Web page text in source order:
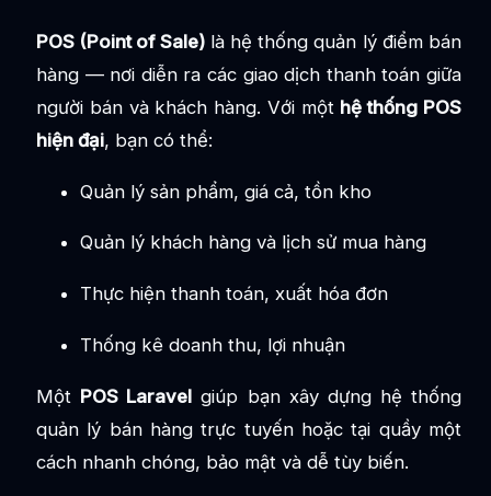
POS (Point of Sale)là hệ thống quản lý điểm bán
hàng — nơi diễn ra các giao dịch thanh toán giữa
người bán và khách hàng. Với một hệ thống POS
hiện đại, bạn có thể:
Quản lý sản phẩm, giá cả, tồn kho
Quản lý khách hàng và lịch sử mua hàng
Thực hiện thanh toán, xuất hóa đơn
Thống kê doanh thu, lợi nhuận
Một POS Laravel giúp bạn xây dựng hệ thống
quản lý bán hàng trực tuyến hoặc tại quầy một
cách nhanh chóng, bảo mật và dễ tùy biến.